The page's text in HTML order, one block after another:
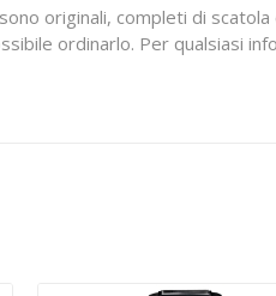
originali, completi di
ordinarlo. Per qualsiasi